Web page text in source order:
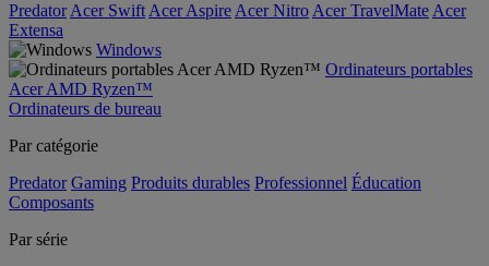
Predator Acer Swift Acer Aspire Acer Nitro Acer TravelMate Acer
Extensa
Windows
Ordinateurs portables
Acer AMD Ryzen™
Ordinateurs de bureau
Par catégorie
Predator Gaming Produits durables Professionnel Éducation
Composants
Par série